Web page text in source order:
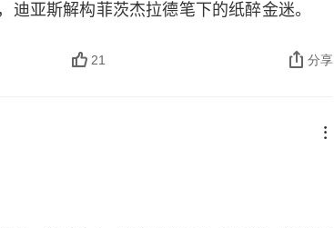
亚斯解构菲茨杰拉德笔下的纸醉金迷。
21 分享